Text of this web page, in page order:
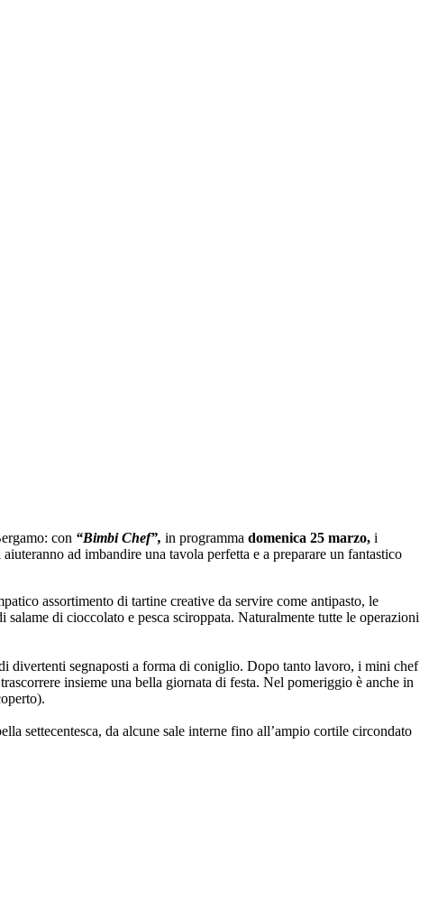
con “Bimbi Chef”, in programma domenica 25 marzo, i
ad imbandire una tavola perfetta e a preparare un fantastico
assortimento di tartine creative da servire come antipasto, le
di cioccolato e pesca sciroppata. Naturalmente tutte le operazioni
divertenti segnaposti a forma di coniglio. Dopo tanto lavoro, i mini chef
insieme una bella giornata di festa. Nel pomeriggio è anche in
settecentesca, da alcune sale interne fino all’ampio cortile circondato